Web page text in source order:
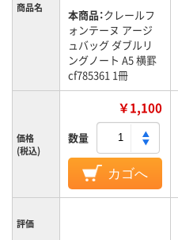
商品名 本商品：クレールフ
ォンテーヌ アージ
ュバッグ ダブルリ
ングノート A5 横罫
cf785361 1冊
価格
(税込)
￥1,100
数量
カゴへ
評価